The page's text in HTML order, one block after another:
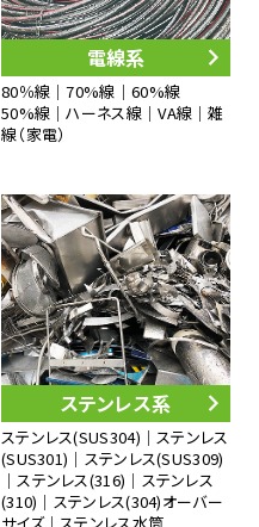
電線系
80％線｜70%線｜60%線
50%線｜ハーネス線｜VA線｜雑
線（家電）
ステンレス系
ステンレス(SUS304)｜ステンレス
(SUS301)｜ステンレス(SUS309)
｜ステンレス(316)｜ステンレス
(310)｜ステンレス(304)オーバー